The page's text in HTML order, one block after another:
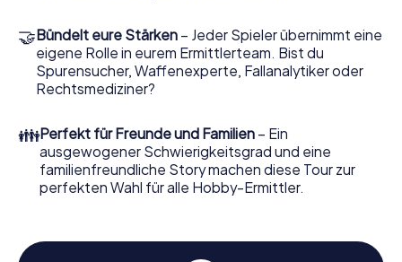
Das Krimispiel in Vénissieux kann beginnen!
Nun fehlt Ihnen nur noch eine Kleinigkeit, um mit Ihren
Ermittlungen in Vénissieux zu starten: Ihr Ticketcode!
Postfach. Jetzt starten Sie Ihren Online-Browser, geben
Ihren Code ein – und sind startklar!
Worauf warten Sie noch? Vénissieux zählt auf Sie!
🤝Bündelt eure Stärken – Jeder Spieler übernimmt eine
eigene Rolle in eurem Ermittlerteam. Bist du
Spurensucher, Waffenexperte, Fallanalytiker oder
Rechtsmediziner?
👪Perfekt für Freunde und Familien – Ein
ausgewogener Schwierigkeitsgrad und eine
familienfreundliche Story machen diese Tour zur
perfekten Wahl für alle Hobby-Ermittler.